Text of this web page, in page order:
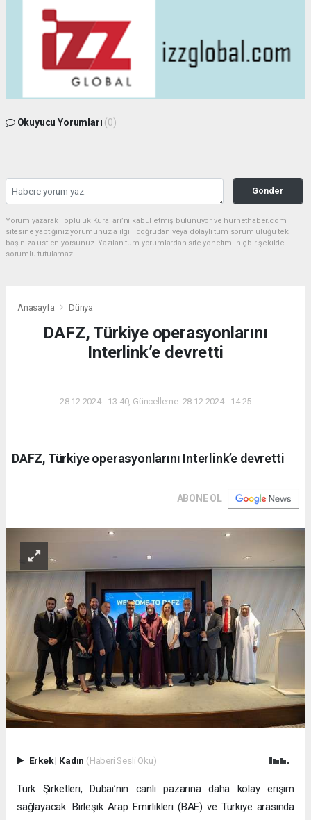
Okuyucu Yorumları (0)
Gönder
Yorum yazarak Topluluk Kuralları’nı kabul etmiş bulunuyor ve hurnethaber.com
sitesine yaptığınız yorumunuzla ilgili doğrudan veya dolaylı tüm sorumluluğu tek
başınıza üstleniyorsunuz. Yazılan tüm yorumlardan site yönetimi hiçbir şekilde
sorumlu tutulamaz.
Anasayfa Dünya
DAFZ, Türkiye operasyonlarını
Interlink’e devretti
28.12.2024 - 13:40, Güncelleme: 28.12.2024 - 14:25
DAFZ, Türkiye operasyonlarını Interlink’e devretti
ABONE OL
Erkek| Kadın (Haberi Sesli Oku)
Türk Şirketleri, Dubai’nin canlı pazarına daha kolay erişim
sağlayacak. Birleşik Arap Emirlikleri (BAE) ve Türkiye arasında